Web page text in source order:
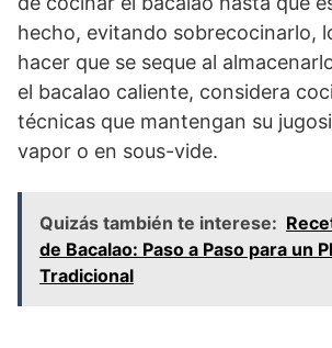
hecho, evitando sobrecocinarlo,
hacer que se seque al
el bacalao caliente, considera
técnicas que mantengan su
vapor o en sous-vide.
Quizás también te interese:
de Bacalao: Paso a Paso para un
Tradicional